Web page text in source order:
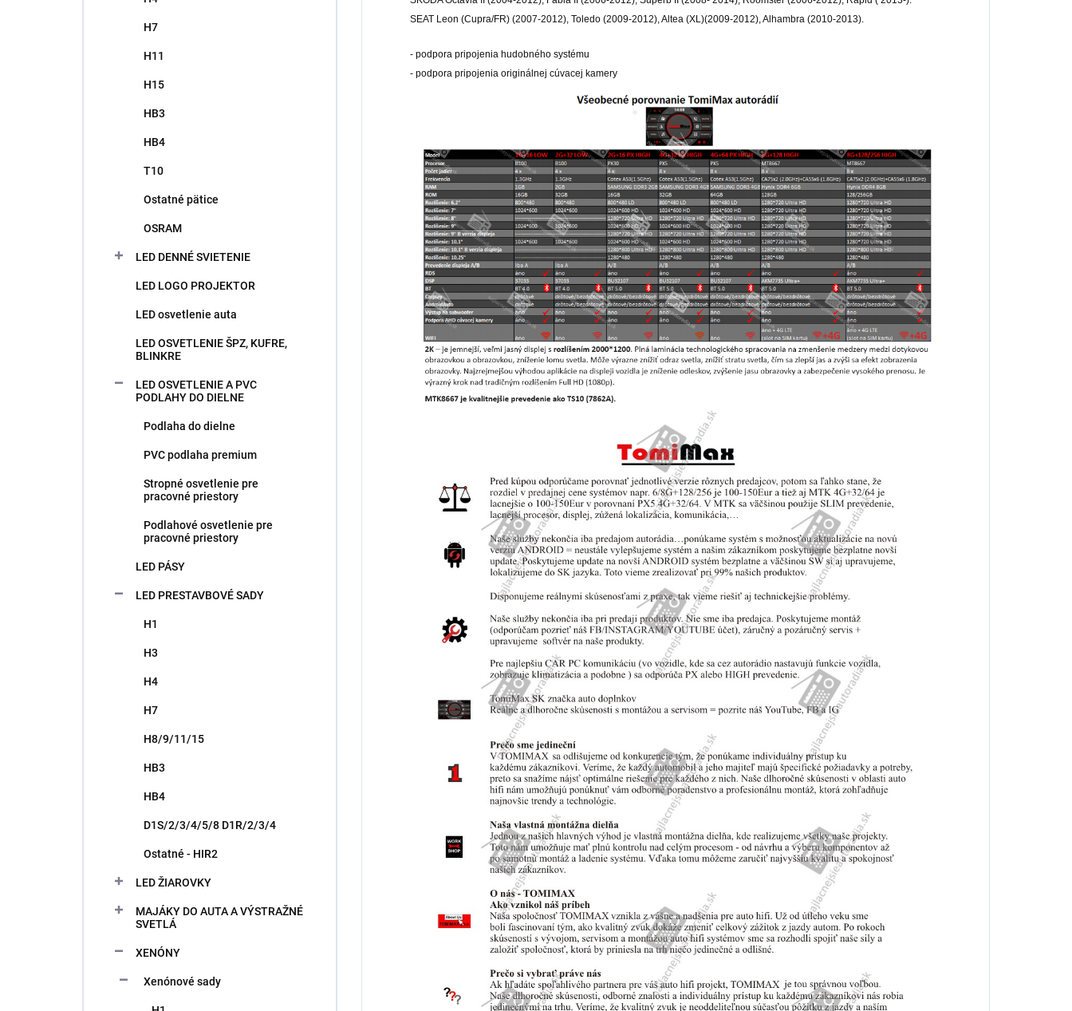
H7
H11
H15
HB3
HB4
T10
Ostatné pätice
OSRAM
LED DENNÉ SVIETENIE
LED LOGO PROJEKTOR
LED osvetlenie auta
LED OSVETLENIE ŠPZ, KUFRE,
BLINKRE
LED OSVETLENIE A PVC
PODLAHY DO DIELNE
Podlaha do dielne
PVC podlaha premium
Stropné osvetlenie pre
pracovné priestory
Podlahové osvetlenie pre
pracovné priestory
LED PÁSY
LED PRESTAVBOVÉ SADY
H1
H3
H4
H7
H8/9/11/15
HB3
HB4
D1S/2/3/4/5/8 D1R/2/3/4
Ostatné - HIR2
LED ŽIAROVKY
MAJÁKY DO AUTA A VÝSTRAŽNÉ
SVETLÁ
XENÓNY
Xenónové sady
SEAT Leon (Cupra/FR) (2007-2012), Toledo (2009-2012), Altea (XL)(2009-2012), Alhambra (2010-2013).
- podpora pripojenia hudobného systému
- podpora pripojenia originálnej cúvacej kamery